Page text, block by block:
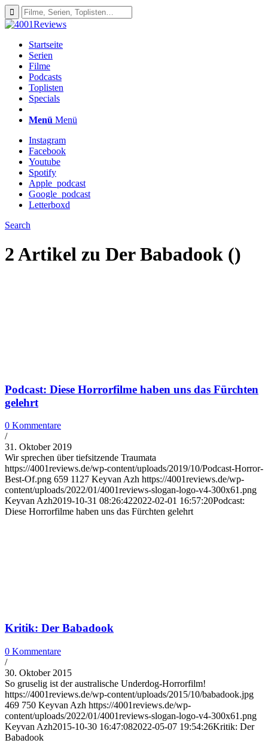
Startseite
Serien
Filme
Podcasts
Toplisten
Specials
Menü Menü
Instagram
Facebook
Youtube
Spotify
Apple_podcast
Google_podcast
Letterboxd
Search
2 Artikel zu Der Babadook ()
Podcast: Diese Horrorfilme haben uns das Fürchten
gelehrt
0 Kommentare
/
31. Oktober 2019
Wir sprechen über tiefsitzende Traumata
https://4001reviews.de/wp-content/uploads/2019/10/Podcast-Horror-
Best-Of.png 659 1127 Keyvan Azh https://4001reviews.de/wp-
content/uploads/2022/01/4001reviews-slogan-logo-v4-300x61.png
Keyvan Azh2019-10-31 08:26:422022-02-01 16:57:20Podcast:
Diese Horrorfilme haben uns das Fürchten gelehrt
Kritik: Der Babadook
0 Kommentare
/
30. Oktober 2015
So gruselig ist der australische Underdog-Horrorfilm!
https://4001reviews.de/wp-content/uploads/2015/10/babadook.jpg
469 750 Keyvan Azh https://4001reviews.de/wp-
content/uploads/2022/01/4001reviews-slogan-logo-v4-300x61.png
Keyvan Azh2015-10-30 16:47:082022-05-07 19:54:26Kritik: Der
Babadook